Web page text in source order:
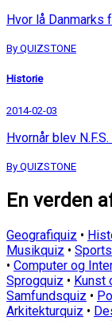
Hvor lå
By QUIZSTONE
Historie
2014-02-03
Hvornår blev
By QUIZSTONE
En verden
Geografiquiz •
Musikquiz •
• Computer og
Sprogquiz • Kunst
Samfundsquiz •
Arkitekturquiz •